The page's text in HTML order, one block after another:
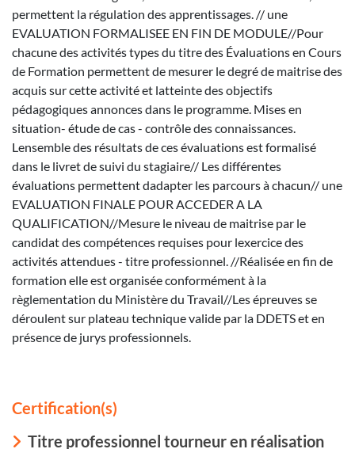
permettent la régulation des apprentissages. // une
EVALUATION FORMALISEE EN FIN DE MODULE//Pour
chacune des activités types du titre des Évaluations en Cours
de Formation permettent de mesurer le degré de maitrise des
acquis sur cette activité et latteinte des objectifs
pédagogiques annonces dans le programme. Mises en
situation- étude de cas - contrôle des connaissances.
Lensemble des résultats de ces évaluations est formalisé
dans le livret de suivi du stagiaire// Les différentes
évaluations permettent dadapter les parcours à chacun// une
EVALUATION FINALE POUR ACCEDER A LA
QUALIFICATION//Mesure le niveau de maitrise par le
candidat des compétences requises pour lexercice des
activités attendues - titre professionnel. //Réalisée en fin de
formation elle est organisée conformément à la
règlementation du Ministère du Travail//Les épreuves se
déroulent sur plateau technique valide par la DDETS et en
présence de jurys professionnels.
Certification(s)
Titre professionnel tourneur en réalisation